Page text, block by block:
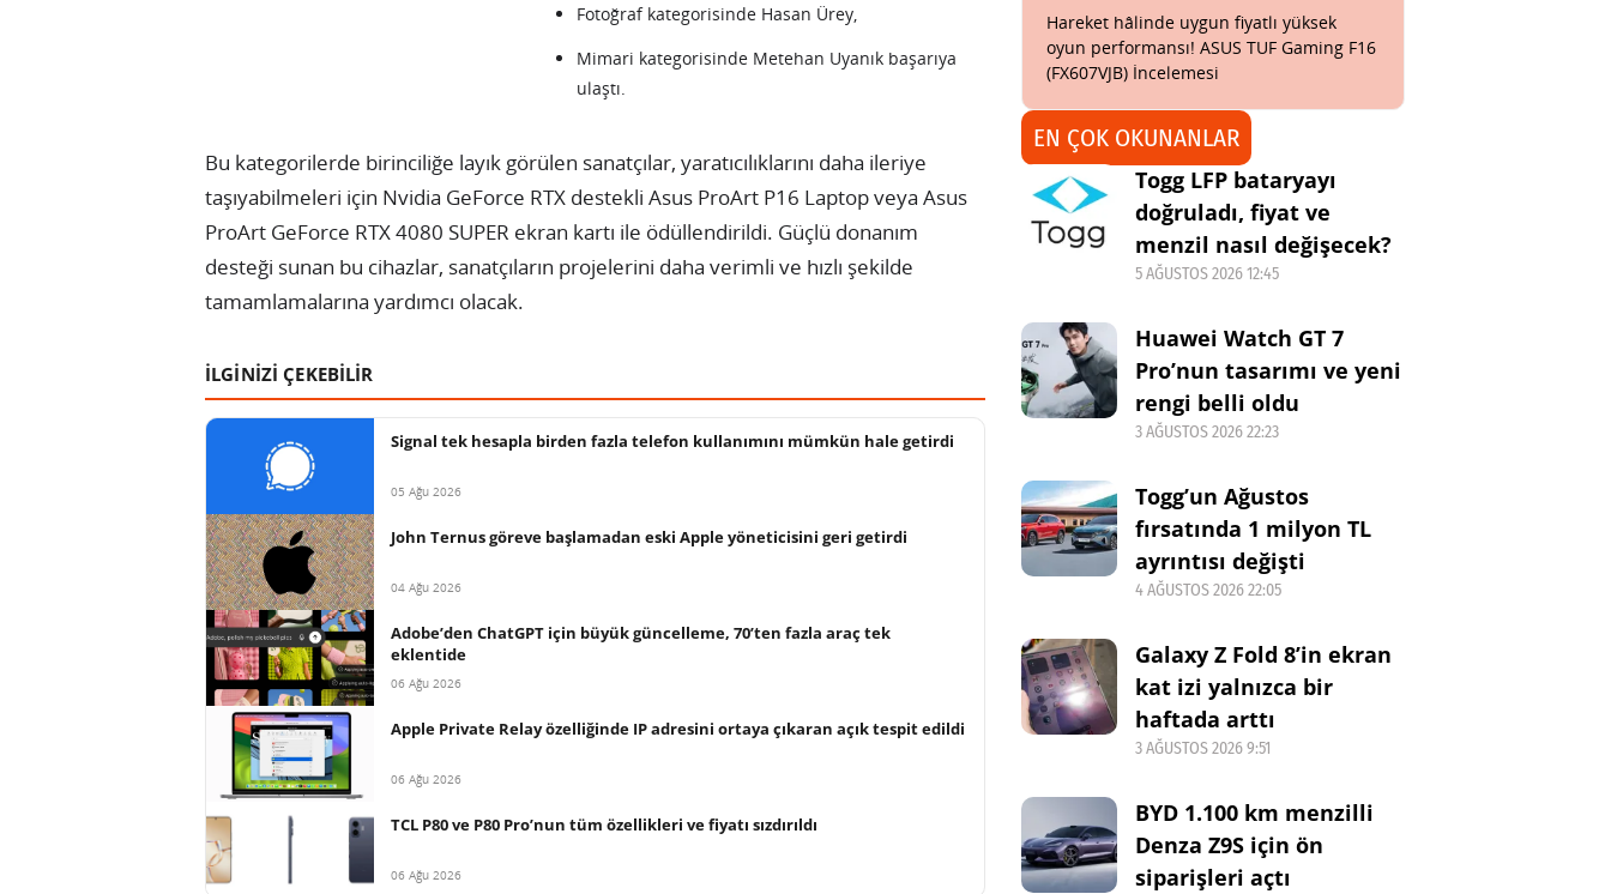
Fotoğraf kategorisinde Hasan Ürey,
Mimari kategorisinde Metehan Uyanık başarıya
ulaştı.
Bu kategorilerde birinciliğe layık görülen sanatçılar, yaratıcılıklarını daha ileriye
taşıyabilmeleri için Nvidia GeForce RTX destekli Asus ProArt P16 Laptop veya Asus
ProArt GeForce RTX 4080 SUPER ekran kartı ile ödüllendirildi. Güçlü donanım
desteği sunan bu cihazlar, sanatçıların projelerini daha verimli ve hızlı şekilde
tamamlamalarına yardımcı olacak.
İLGİNİZİ ÇEKEBİLİR
Signal tek hesapla birden fazla telefon kullanımını mümkün hale getirdi
05 Ağu 2026
John Ternus göreve başlamadan eski Apple yöneticisini geri getirdi
04 Ağu 2026
Adobe’den ChatGPT için büyük güncelleme, 70’ten fazla araç tek
eklentide
06 Ağu 2026
Apple Private Relay özelliğinde IP adresini ortaya çıkaran açık tespit edildi
06 Ağu 2026
TCL P80 ve P80 Pro’nun tüm özellikleri ve fiyatı sızdırıldı
06 Ağu 2026
Hareket hâlinde uygun fiyatlı yüksek
oyun performansı! ASUS TUF Gaming F16
(FX607VJB) İncelemesi
EN ÇOK OKUNANLAR
Togg LFP bataryayı
doğruladı, fiyat ve
menzil nasıl değişecek?
5 AĞUSTOS 2026 12:45
Huawei Watch GT 7
Pro’nun tasarımı ve yeni
rengi belli oldu
3 AĞUSTOS 2026 22:23
Togg’un Ağustos
fırsatında 1 milyon TL
ayrıntısı değişti
4 AĞUSTOS 2026 22:05
Galaxy Z Fold 8’in ekran
kat izi yalnızca bir
haftada arttı
3 AĞUSTOS 2026 9:51
BYD 1.100 km menzilli
Denza Z9S için ön
siparişleri açtı